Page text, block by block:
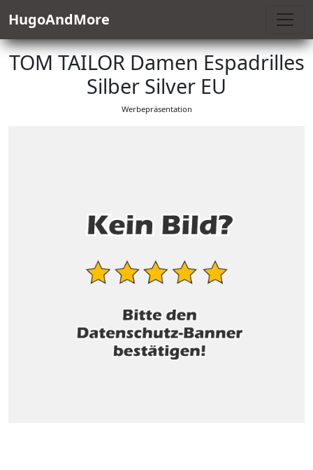
HugoAndMore
TOM TAILOR Damen Espadrilles
Silber Silver EU
Werbepräsentation